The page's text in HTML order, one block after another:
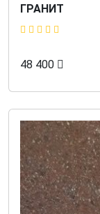
ГРАНИТ
48 400